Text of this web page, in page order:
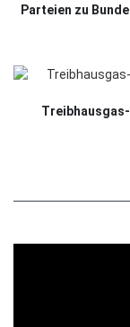
Parteien zu